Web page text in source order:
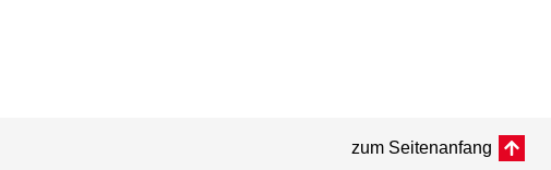
zum Seitenanfang